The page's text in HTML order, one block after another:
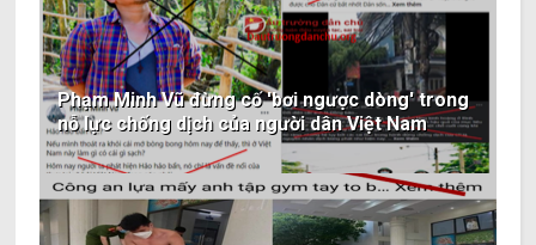
Phạm Minh Vũ đừng cố 'bơi ngược dòng' trong
nỗ lực chống dịch của người dân Việt Nam